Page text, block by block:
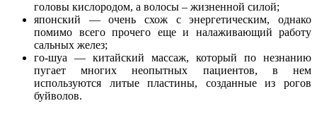
головы кислородом, а волосы – жизненной силой;
японский — очень схож с энергетическим, однако
помимо всего прочего еще и налаживающий работу
сальных желез;
го-шуа — китайский массаж, который по незнанию
пугает многих неопытных пациентов, в нем
используются литые пластины, созданные из рогов
буйволов.